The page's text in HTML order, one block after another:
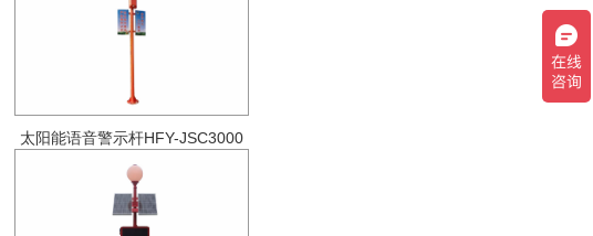
太阳能语音警示杆HFY-JSC3000